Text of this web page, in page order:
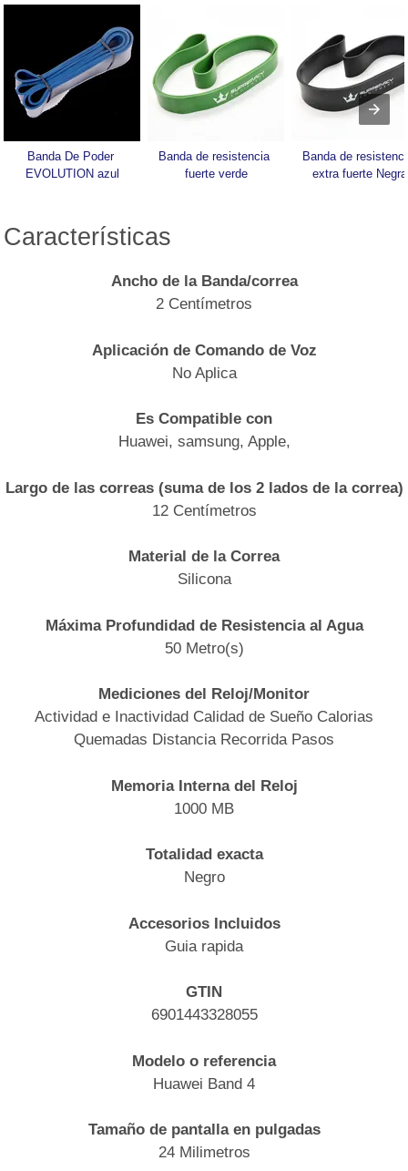
Banda De Poder
EVOLUTION azul
Banda de resistencia
fuerte verde
Banda de
extra fuerte Negra
Características
Ancho de la Banda/correa
2 Centímetros
Aplicación de Comando de Voz
No Aplica
Es Compatible con
Huawei, samsung, Apple,
Largo de las correas (suma de los 2 lados de la correa)
12 Centímetros
Material de la Correa
Silicona
Máxima Profundidad de Resistencia al Agua
50 Metro(s)
Mediciones del Reloj/Monitor
Actividad e Inactividad Calidad de Sueño Calorias
Quemadas Distancia Recorrida Pasos
Memoria Interna del Reloj
1000 MB
Totalidad exacta
Negro
Accesorios Incluidos
Guia rapida
GTIN
6901443328055
Modelo o referencia
Huawei Band 4
Tamaño de pantalla en pulgadas
24 Milimetros